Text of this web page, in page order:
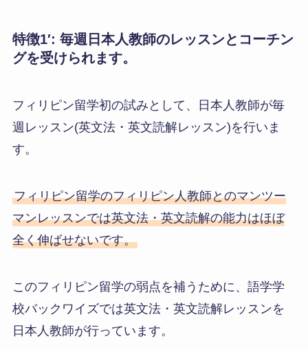
特徴1′: 毎週日本人教師のレッスンとコーチン
グを受けられます。
フィリピン留学初の試みとして、日本人教師が毎
週レッスン(英文法・英文読解レッスン)を行いま
す。
フィリピン留学のフィリピン人教師とのマンツー
マンレッスンでは英文法・英文読解の能力はほぼ
全く伸ばせないです。
このフィリピン留学の弱点を補うために、語学学
校バックワイズでは英文法・英文読解レッスンを
日本人教師が行っています。